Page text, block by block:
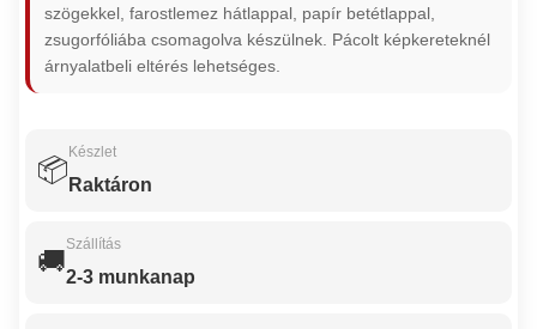
szögekkel, farostlemez hátlappal, papír betétlappal,
zsugorfóliába csomagolva készülnek. Pácolt képkereteknél
árnyalatbeli eltérés lehetséges.
📦
Készlet
Raktáron
🚚
Szállítás
2-3 munkanap